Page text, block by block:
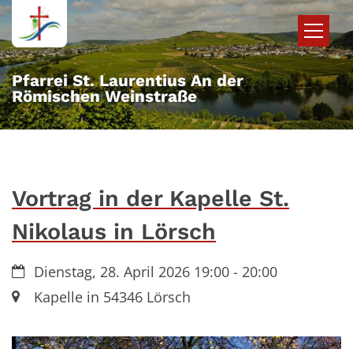
Zum Inhalt springen
Pfarrei St. Laurentius An der
Römischen Weinstraße
Vortrag in der Kapelle St.
Nikolaus in Lörsch
Datum:Dienstag, 28. April 2026 19:00 - 20:00
Ort:Kapelle in 54346 Lörsch